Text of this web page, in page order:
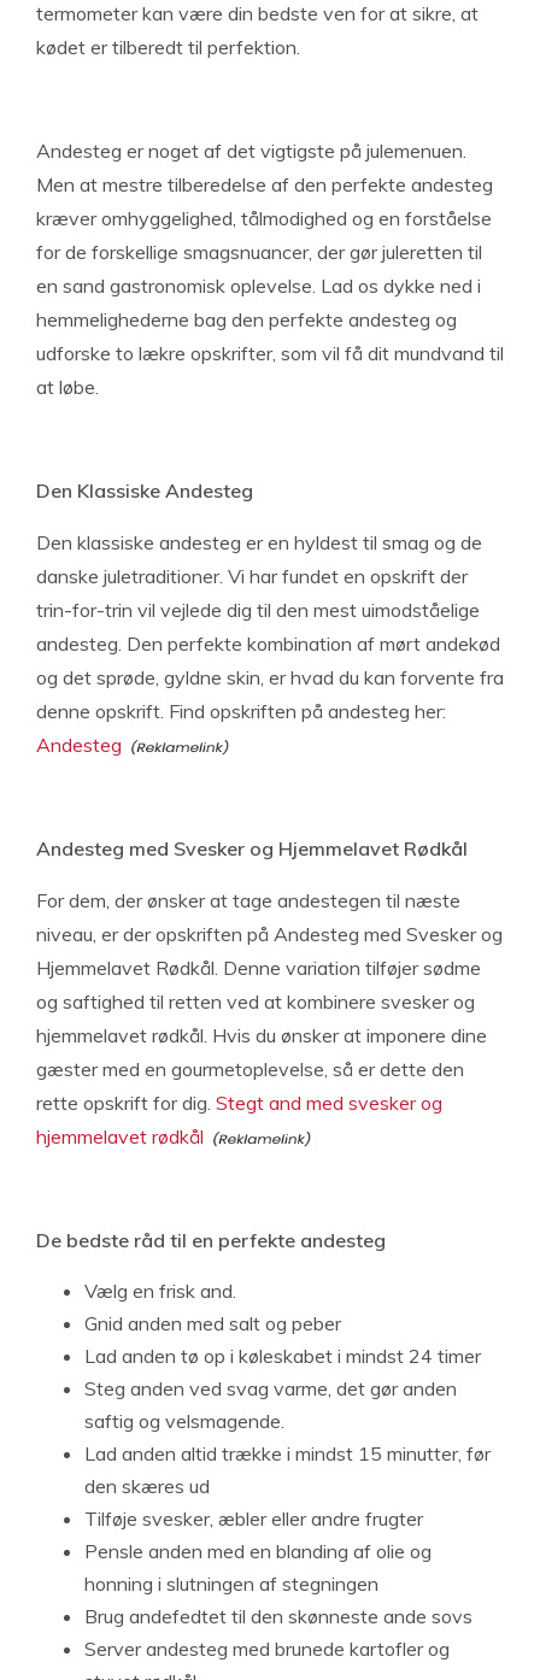
termometer kan være din bedste ven for at sikre, at
kødet er tilberedt til perfektion.
Andesteg er noget af det vigtigste på julemenuen.
Men at mestre tilberedelse af den perfekte andesteg
kræver omhyggelighed, tålmodighed og en forståelse
for de forskellige smagsnuancer, der gør juleretten til
en sand gastronomisk oplevelse. Lad os dykke ned i
hemmelighederne bag den perfekte andesteg og
udforske to lækre opskrifter, som vil få dit mundvand til
at løbe.
Den Klassiske Andesteg
Den klassiske andesteg er en hyldest til smag og de
danske juletraditioner. Vi har fundet en opskrift der
trin-for-trin vil vejlede dig til den mest uimodståelige
andesteg. Den perfekte kombination af mørt andekød
og det sprøde, gyldne skin, er hvad du kan forvente fra
denne opskrift. Find opskriften på andesteg her:
Andesteg
Andesteg med Svesker og Hjemmelavet Rødkål
For dem, der ønsker at tage andestegen til næste
niveau, er der opskriften på Andesteg med Svesker og
Hjemmelavet Rødkål. Denne variation tilføjer sødme
og saftighed til retten ved at kombinere svesker og
hjemmelavet rødkål. Hvis du ønsker at imponere dine
gæster med en gourmetoplevelse, så er dette den
rette opskrift for dig. Stegt and med svesker og
hjemmelavet rødkål
De bedste råd til en perfekte andesteg
Vælg en frisk and.
Gnid anden med salt og peber
Lad anden tø op i køleskabet i mindst 24 timer
Steg anden ved svag varme, det gør anden
saftig og velsmagende.
Lad anden altid trække i mindst 15 minutter, før
den skæres ud
Tilføje svesker, æbler eller andre frugter
Pensle anden med en blanding af olie og
honning i slutningen af stegningen
Brug andefedtet til den skønneste ande sovs
Server andesteg med brunede kartofler og